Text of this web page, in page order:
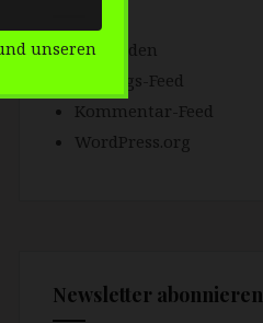
Anmelden
Eintrags-Feed
Kommentar-Feed
WordPress.org
Newsletter abonnieren
unseren